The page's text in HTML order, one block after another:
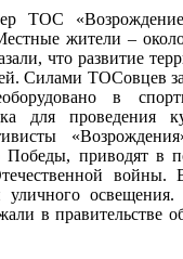
ТОС
жители –
что развитие
Силами ТОСовцев
в
для проведения
приводят в
войны.
уличного
в правительстве